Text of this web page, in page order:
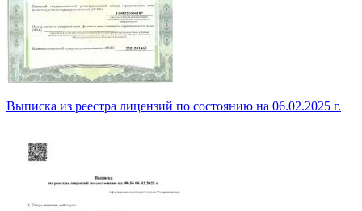
Выписка из реестра лицензий по состоянию на 06.02.2025 г.